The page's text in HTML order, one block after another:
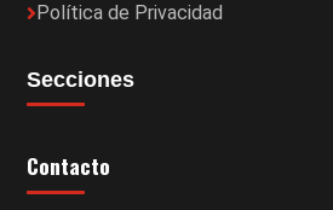
Política de Privacidad
Secciones
Contacto